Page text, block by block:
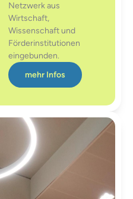
Netzwerk aus
Wirtschaft,
Wissenschaft und
Förderinstitutionen
eingebunden.
mehr Infos